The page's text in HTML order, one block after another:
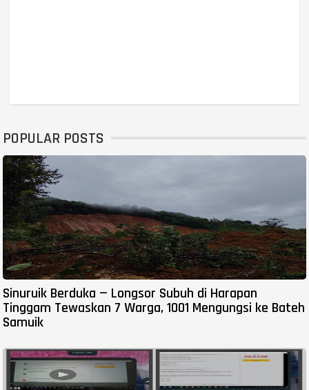
POPULAR POSTS
Sinuruik Berduka — Longsor Subuh di Harapan
Tinggam Tewaskan 7 Warga, 1001 Mengungsi ke Bateh
Samuik